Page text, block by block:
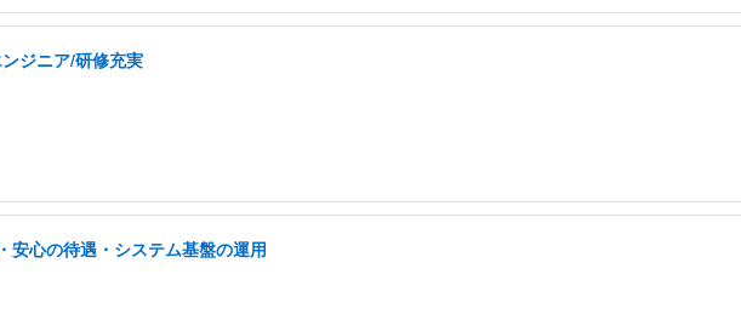
ジニア/研修充実
安心の待遇・システム基盤の運用